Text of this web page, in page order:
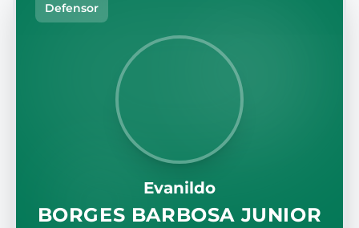
Defensor
Evanildo
BORGES BARBOSA JUNIOR